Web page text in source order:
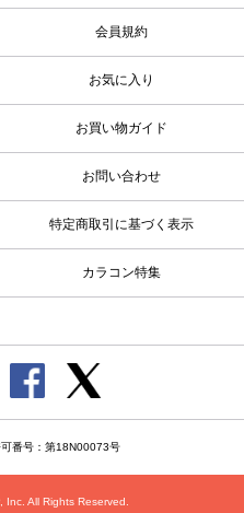
会員規約
お気に入り
お買い物ガイド
お問い合わせ
特定商取引に基づく表示
カラコン特集
番号：第18N00073号
All Rights Reserved.